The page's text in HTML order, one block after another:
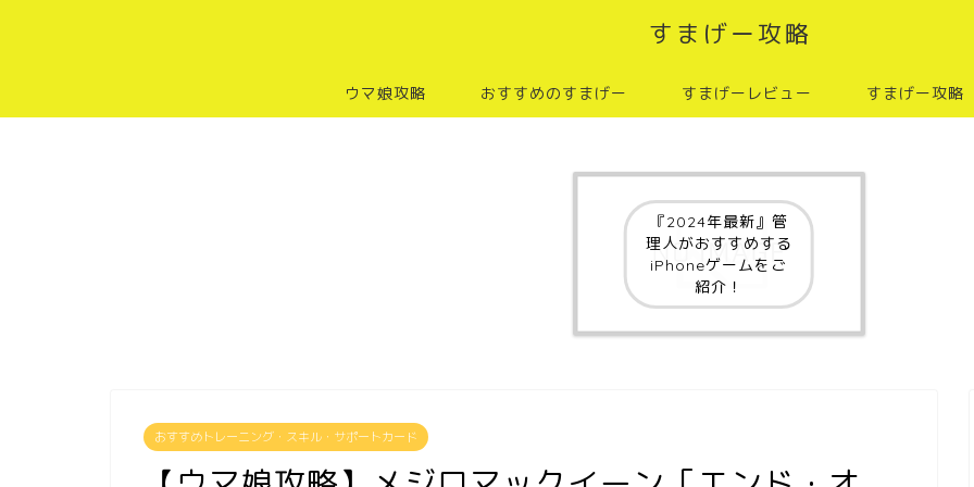
すまげー攻略
ウマ娘攻略 おすすめのすまげー すまげーレビュー すまげー攻略
『2024年最新』管
理人がおすすめする
iPhoneゲームをご
紹介！
おすすめトレーニング・スキル・サポートカード